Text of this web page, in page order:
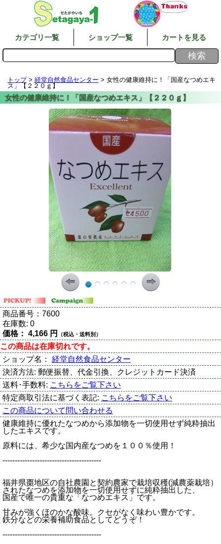
カテゴリ一覧 ショップ一覧 カートを見る
トップ> 経堂自然食品センター > 女性の健康維持に！「国産なつめエキ
ス」【２２０ｇ】
商品番号： 7600
在庫数: 0
価格： 4,166 円 （税込・送料別）
この商品は在庫切れです。
ショップ名： 経堂自然食品センター
決済方法: 郵便振替、代金引換、クレジットカード決済
送料･手数料: こちらをご覧下さい
特定商取引法に基づく表記: こちらをご覧下さい
この商品について問い合わせる
健康維持に優れたなつめから添加物を一切使用せず純粋抽出
したエキスです。
原料には、希少な国内産なつめを１００％使用！
----------------------------------------
福井県棗地区の自社農園と契約農家で栽培収穫(減農薬栽培）
されたなつめを添加物を一切使用せずに純粋抽出した、
国産で唯一の貴重な「なつめエキス」です。
甘みが強くほのかな酸味。クセがなく味わい豊かです。
鉄分などの栄養補助食品としてどうぞ！
----------------------------------------